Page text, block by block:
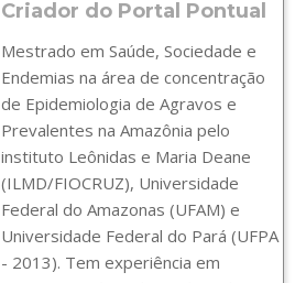
Criador do Portal Pontual
Mestrado em Saúde, Sociedade e
Endemias na área de concentração
de Epidemiologia de Agravos e
Prevalentes na Amazônia pelo
instituto Leônidas e Maria Deane
(ILMD/FIOCRUZ), Universidade
Federal do Amazonas (UFAM) e
Universidade Federal do Pará (UFPA
- 2013). Tem experiência em